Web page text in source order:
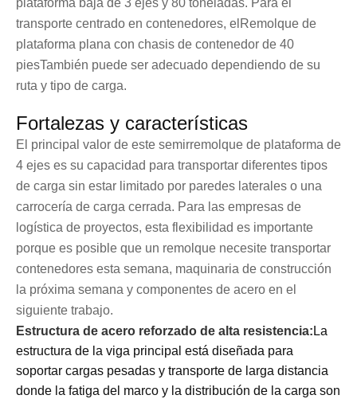
plataforma baja de 3 ejes y 80 toneladas. Para el
transporte centrado en contenedores, el Remolque de
plataforma plana con chasis de contenedor de 40
piesTambién puede ser adecuado dependiendo de su
ruta y tipo de carga.
Fortalezas y características
El principal valor de este semirremolque de plataforma de
4 ejes es su capacidad para transportar diferentes tipos
de carga sin estar limitado por paredes laterales o una
carrocería de carga cerrada. Para las empresas de
logística de proyectos, esta flexibilidad es importante
porque es posible que un remolque necesite transportar
contenedores esta semana, maquinaria de construcción
la próxima semana y componentes de acero en el
siguiente trabajo.
Estructura de acero reforzado de alta resistencia: La
estructura de la viga principal está diseñada para
soportar cargas pesadas y transporte de larga distancia
donde la fatiga del marco y la distribución de la carga son